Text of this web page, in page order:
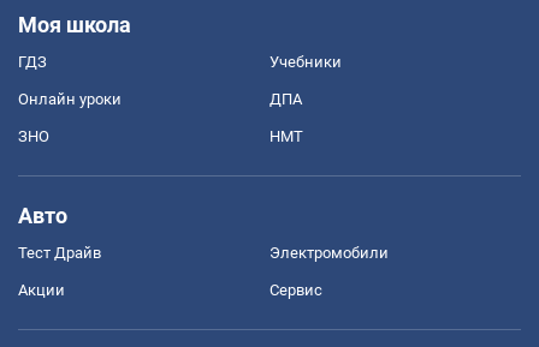
Моя школа
ГДЗ Учебники
Онлайн уроки ДПА
ЗНО НМТ
Авто
Тест Драйв Электромобили
Акции Сервис